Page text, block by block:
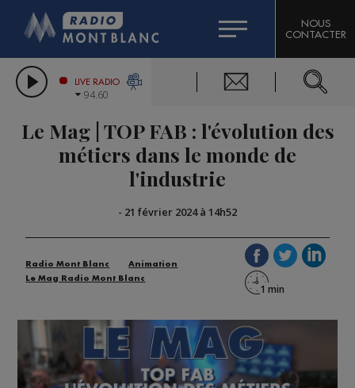
LES CHRONIQUES DE L'EXPERT
CITIZEN MACHINERY
GRAND MASSIF DOMAINES SKIABLES
BIGARD
COMPAGNIE DU MONT-BLANC
NOUS
CONTACTER
LIVE RADIO
94.60
Le Mag | TOP FAB : l'évolution des
métiers dans le monde de
l'industrie
- 21 février 2024 à 14h52
Radio Mont Blanc
Animation
Le Mag Radio Mont Blanc